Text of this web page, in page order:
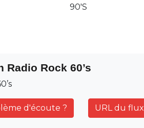
90'S
Radio Rock 60’s
d'écoute ? URL du flux